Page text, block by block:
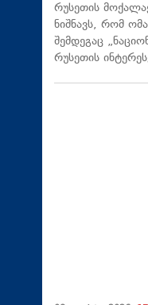
რუსეთის
ნიშნავს, რომ
შემდეგაც
რუსეთის